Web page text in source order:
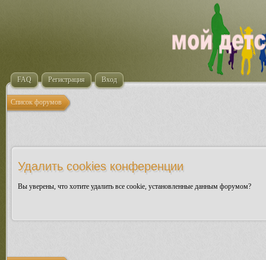
FAQ Регистрация Вход
Список форумов
Удалить cookies конференции
Вы уверены, что хотите удалить все cookie, установленные данным форумом?